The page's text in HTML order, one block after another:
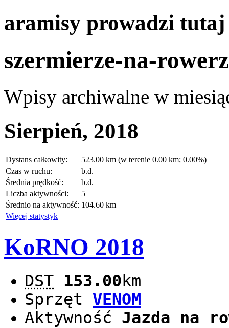
aramisy prowadzi
szermierze-na-
Wpisy archiwalne w
Sierpień, 2018
Dystans całkowity:
523.00 km (w terenie 0.00 km; 0.00%)
Czas w ruchu:
b.d.
Średnia prędkość:
b.d.
Liczba aktywności:
5
Średnio na aktywność: 104.60 km
Więcej statystyk
KoRNO 2018
DST 153.00km
Sprzęt VENOM
Aktywność Jazda na